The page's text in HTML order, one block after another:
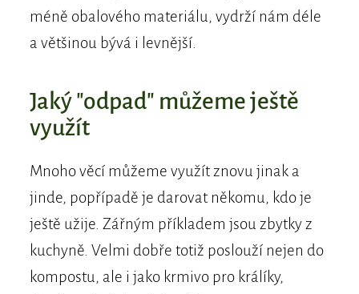
méně obalového materiálu, vydrží nám déle
a většinou bývá i levnější.
Jaký "odpad" můžeme ještě
využít
Mnoho věcí můžeme využít znovu jinak a
jinde, popřípadě je darovat někomu, kdo je
ještě užije. Zářným příkladem jsou zbytky z
kuchyně. Velmi dobře totiž poslouží nejen do
kompostu, ale i jako krmivo pro králíky,